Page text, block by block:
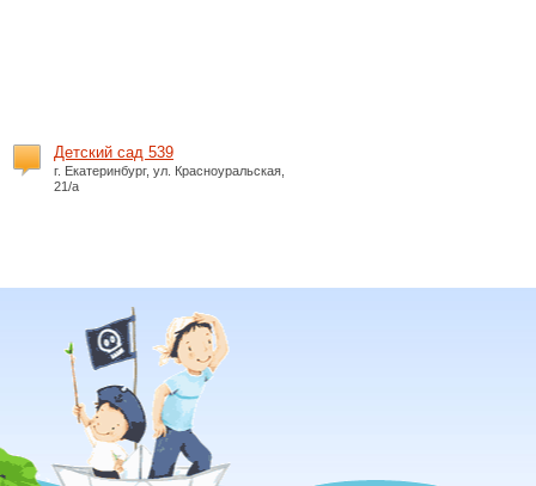
Детский сад 539
г. Екатеринбург, ул. Красноуральская,
21/а